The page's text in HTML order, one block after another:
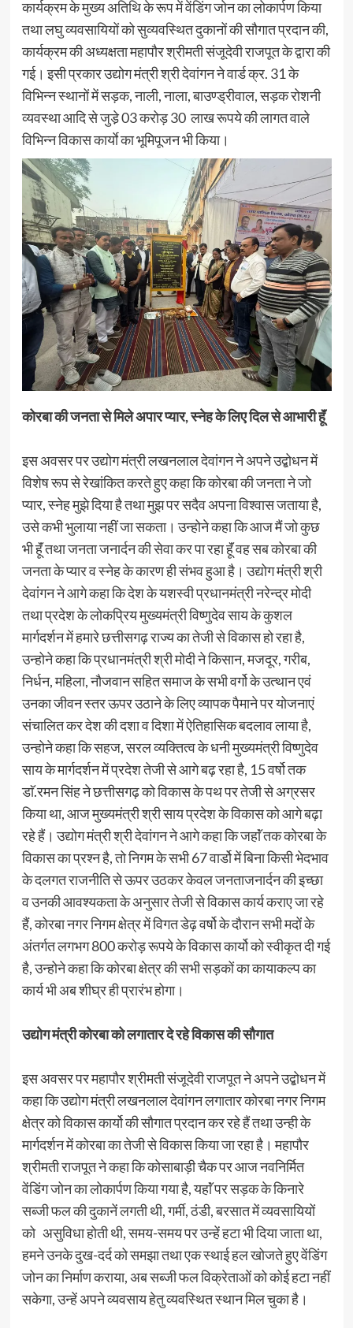
कार्यक्रम के मुख्य अतिथि के रूप में वेंडिंग जोन का लोकार्पण किया
तथा लघु व्यवसायियों को सुव्यवस्थित दुकानों की सौगात प्रदान की,
कार्यक्रम की अध्यक्षता महापौर श्रीमती संजूदेवी राजपूत के द्वारा की
गई। इसी प्रकार उद्योग मंत्री श्री देवांगन ने वार्ड क्र. 31 के
विभिन्न स्थानों में सड़क, नाली, नाला, बाउण्ड्रीवाल, सड़क रोशनी
व्यवस्था आदि से जुडे़ 03 करोड़ 30 लाख रूपये की लागत वाले
विभिन्न विकास कार्याे का भूमिपूजन भी किया।
कोरबा की जनता से मिले अपार प्यार, स्नेह के लिए दिल से आभारी हॅूं
इस अवसर पर उद्योग मंत्री लखनलाल देवांगन ने अपने उद्बोधन में
विशेष रूप से रेखांकित करते हुए कहा कि कोरबा की जनता ने जो
प्यार, स्नेह मुझे दिया है तथा मुझ पर सदैव अपना विश्वास जताया है,
उसे कभी भुलाया नहीं जा सकता। उन्होने कहा कि आज मैं जो कुछ
भी हूॅं तथा जनता जनार्दन की सेवा कर पा रहा हूॅं वह सब कोरबा की
जनता के प्यार व स्नेह के कारण ही संभव हुआ है। उद्योग मंत्री श्री
देवांगन ने आगे कहा कि देश के यशस्वी प्रधानमंत्री नरेन्द्र मोदी
तथा प्रदेश के लोकप्रिय मुख्यमंत्री विष्णुदेव साय के कुशल
मार्गदर्शन में हमारे छत्तीसगढ़ राज्य का तेजी से विकास हो रहा है,
उन्होने कहा कि प्रधानमंत्री श्री मोदी ने किसान, मजदूर, गरीब,
निर्धन, महिला, नौजवान सहित समाज के सभी वर्गो के उत्थान एवं
उनका जीवन स्तर ऊपर उठाने के लिए व्यापक पैमाने पर योजनाएं
संचालित कर देश की दशा व दिशा में ऐतिहासिक बदलाव लाया है,
उन्होने कहा कि सहज, सरल व्यक्तित्व के धनी मुख्यमंत्री विष्णुदेव
साय के मार्गदर्शन में प्रदेश तेजी से आगे बढ़ रहा है, 15 वर्षो तक
डाॅ.रमन सिंह ने छत्तीसगढ़ को विकास के पथ पर तेजी से अग्रसर
किया था, आज मुख्यमंत्री श्री साय प्रदेश के विकास को आगे बढ़ा
रहे हैं। उद्योग मंत्री श्री देवांगन ने आगे कहा कि जहाॅं तक कोरबा के
विकास का प्रश्न है, तो निगम के सभी 67 वार्डो में बिना किसी भेदभाव
के दलगत राजनीति से ऊपर उठकर केवल जनताजनार्दन की इच्छा
व उनकी आवश्यकता के अनुसार तेजी से विकास कार्य कराए जा रहे
हैं, कोरबा नगर निगम क्षेत्र में विगत डेढ़ वर्षो के दौरान सभी मदों के
अंतर्गत लगभग 800 करोड़ रूपये के विकास कार्यो को स्वीकृत दी गई
है, उन्होने कहा कि कोरबा क्षेत्र की सभी सड़कों का कायाकल्प का
कार्य भी अब शीघ्र ही प्रारंभ होगा।
उद्योग मंत्री कोरबा को लगातार दे रहे विकास की सौगात
इस अवसर पर महापौर श्रीमती संजूदेवी राजपूत ने अपने उद्बोधन में
कहा कि उद्योग मंत्री लखनलाल देवांगन लगातार कोरबा नगर निगम
क्षेत्र को विकास कार्यो की सौगात प्रदान कर रहे हैं तथा उन्ही के
मार्गदर्शन में कोरबा का तेजी से विकास किया जा रहा है। महापौर
श्रीमती राजपूत ने कहा कि कोसाबाड़ी चैक पर आज नवनिर्मित
वेंडिंग जोन का लोकार्पण किया गया है, यहाॅं पर सड़क के किनारे
सब्जी फल की दुकानें लगती थी, गर्मी, ठंडी, बरसात में व्यवसायियों
को असुविधा होती थी, समय-समय पर उन्हें हटा भी दिया जाता था,
हमने उनके दुख-दर्द को समझा तथा एक स्थाई हल खोजते हुए वेंडिंग
जोन का निर्माण कराया, अब सब्जी फल विक्रेताओं को कोई हटा नहीं
सकेगा, उन्हें अपने व्यवसाय हेतु व्यवस्थित स्थान मिल चुका है।